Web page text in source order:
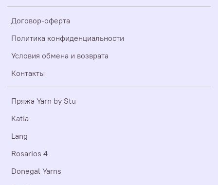
Договор-оферта
Политика конфиденциальности
Условия обмена и возврата
Контакты
Пряжа Yarn by Stu
Katia
Lang
Rosarios 4
Donegal Yarns